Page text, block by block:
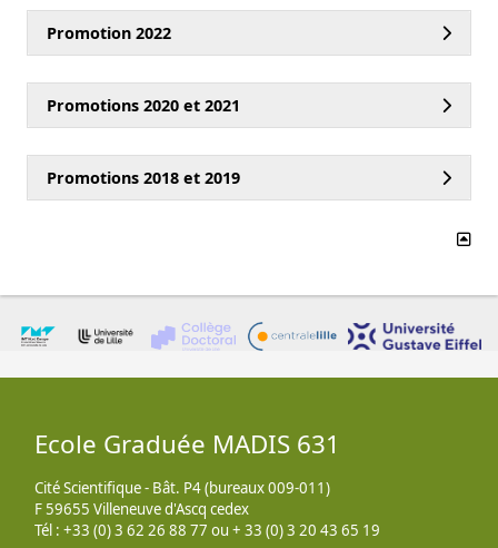
Promotion 2022
Promotions 2020 et 2021
Promotions 2018 et 2019
Ecole Graduée MADIS 631
Cité Scientifique - Bât. P4 (bureaux 009-011)
F 59655 Villeneuve d'Ascq cedex
Tél : +33 (0) 3 62 26 88 77 ou + 33 (0) 3 20 43 65 19